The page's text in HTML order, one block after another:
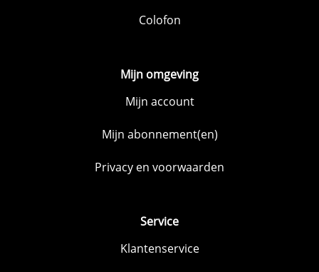
Colofon
Mijn omgeving
Mijn account
Mijn abonnement(en)
Privacy en voorwaarden
Service
Klantenservice